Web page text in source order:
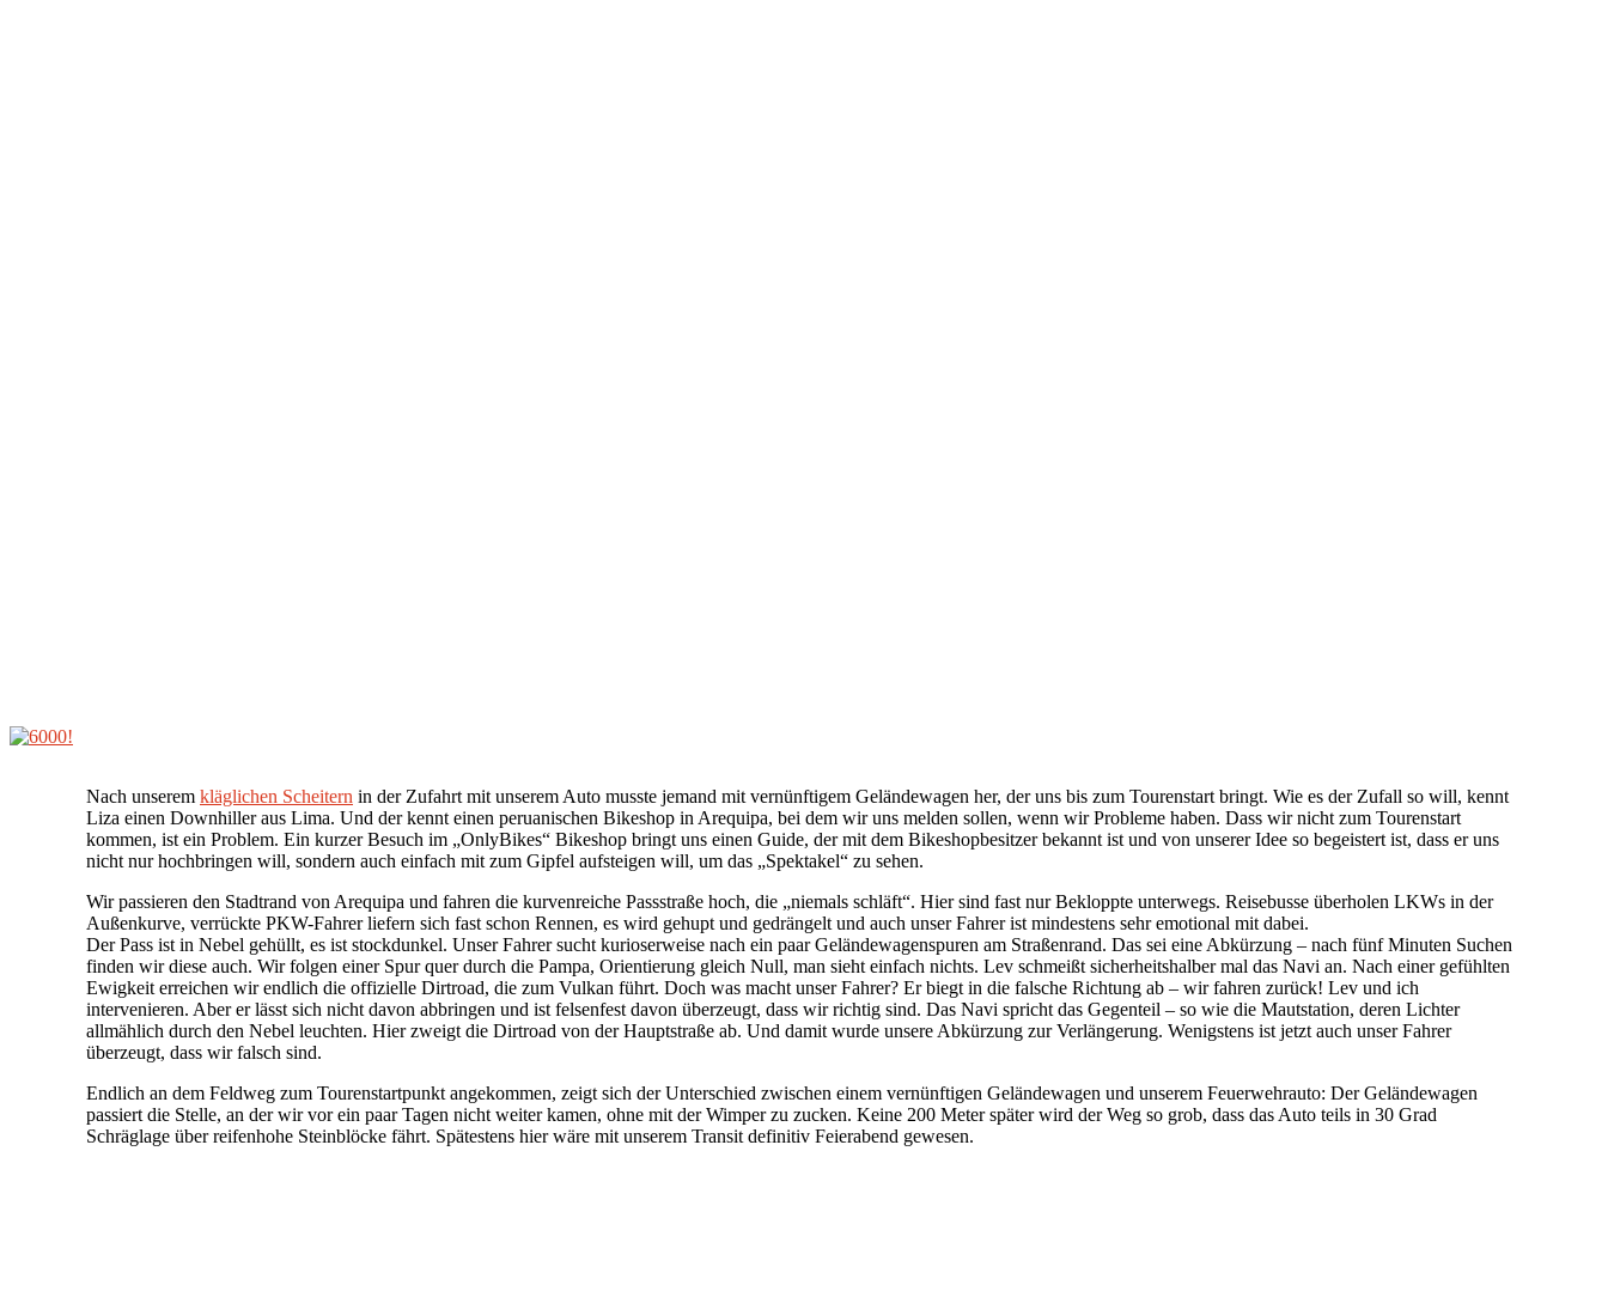
Nach unserem kläglichen Scheitern in der Zufahrt mit unserem Auto musste jemand mit vernünftigem Geländewagen her, der uns bis zum Tourenstart bringt. Wie es der Zufall so will, kennt
Liza einen Downhiller aus Lima. Und der kennt einen peruanischen Bikeshop in Arequipa, bei dem wir uns melden sollen, wenn wir Probleme haben. Dass wir nicht zum Tourenstart
kommen, ist ein Problem. Ein kurzer Besuch im „OnlyBikes“ Bikeshop bringt uns einen Guide, der mit dem Bikeshopbesitzer bekannt ist und von unserer Idee so begeistert ist, dass er uns
nicht nur hochbringen will, sondern auch einfach mit zum Gipfel aufsteigen will, um das „Spektakel“ zu sehen.
Wir passieren den Stadtrand von Arequipa und fahren die kurvenreiche Passstraße hoch, die „niemals schläft“. Hier sind fast nur Bekloppte unterwegs. Reisebusse überholen LKWs in der
Außenkurve, verrückte PKW-Fahrer liefern sich fast schon Rennen, es wird gehupt und gedrängelt und auch unser Fahrer ist mindestens sehr emotional mit dabei.
Der Pass ist in Nebel gehüllt, es ist stockdunkel. Unser Fahrer sucht kurioserweise nach ein paar Geländewagenspuren am Straßenrand. Das sei eine Abkürzung – nach fünf Minuten Suchen
finden wir diese auch. Wir folgen einer Spur quer durch die Pampa, Orientierung gleich Null, man sieht einfach nichts. Lev schmeißt sicherheitshalber mal das Navi an. Nach einer gefühlten
Ewigkeit erreichen wir endlich die offizielle Dirtroad, die zum Vulkan führt. Doch was macht unser Fahrer? Er biegt in die falsche Richtung ab – wir fahren zurück! Lev und ich
intervenieren. Aber er lässt sich nicht davon abbringen und ist felsenfest davon überzeugt, dass wir richtig sind. Das Navi spricht das Gegenteil – so wie die Mautstation, deren Lichter
allmählich durch den Nebel leuchten. Hier zweigt die Dirtroad von der Hauptstraße ab. Und damit wurde unsere Abkürzung zur Verlängerung. Wenigstens ist jetzt auch unser Fahrer
überzeugt, dass wir falsch sind.
Endlich an dem Feldweg zum Tourenstartpunkt angekommen, zeigt sich der Unterschied zwischen einem vernünftigen Geländewagen und unserem Feuerwehrauto: Der Geländewagen
passiert die Stelle, an der wir vor ein paar Tagen nicht weiter kamen, ohne mit der Wimper zu zucken. Keine 200 Meter später wird der Weg so grob, dass das Auto teils in 30 Grad
Schräglage über reifenhohe Steinblöcke fährt. Spätestens hier wäre mit unserem Transit definitiv Feierabend gewesen.